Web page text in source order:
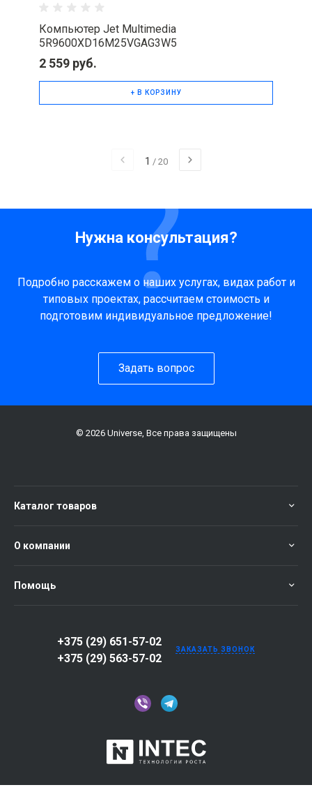
Компьютер Jet Multimedia
5R9600XD16M25VGAG3W5
2 559 руб.
+ В КОРЗИНУ
1 / 20
Нужна консультация?
Подробно расскажем о наших услугах, видах работ и
типовых проектах, рассчитаем стоимость и
подготовим индивидуальное предложение!
Задать вопрос
© 2026 Universe, Все права защищены
Каталог товаров
О компании
Помощь
+375 (29) 651-57-02
+375 (29) 563-57-02
ЗАКАЗАТЬ ЗВОНОК